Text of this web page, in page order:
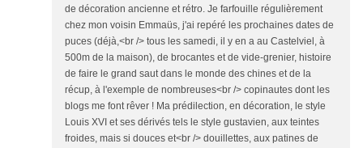
de décoration ancienne et rétro. Je farfouille régulièrement
chez mon voisin Emmaüs, j'ai repéré les prochaines dates de
puces (déjà,<br /> tous les samedi, il y en a au Castelviel, à
500m de la maison), de brocantes et de vide-grenier, histoire
de faire le grand saut dans le monde des chines et de la
récup, à l'exemple de nombreuses<br /> copinautes dont les
blogs me font rêver ! Ma prédilection, en décoration, le style
Louis XVI et ses dérivés tels le style gustavien, aux teintes
froides, mais si douces et<br /> douillettes, aux patines de